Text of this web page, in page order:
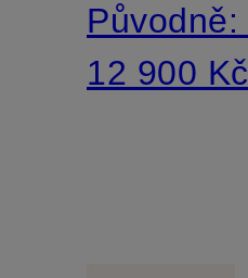
Původně:
12 900 Kč